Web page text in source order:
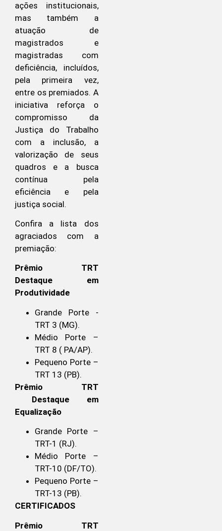
ações institucionais,
mas também a
atuação de
magistrados e
magistradas com
deficiência, incluídos,
pela primeira vez,
entre os premiados. A
iniciativa reforça o
compromisso da
Justiça do Trabalho
com a inclusão, a
valorização de seus
quadros e a busca
contínua pela
eficiência e pela
justiça social.
Confira a lista dos
agraciados com a
premiação:
Prêmio TRT
Destaque em
Produtividade
Grande Porte -
TRT 3 (MG).
Médio Porte –
TRT 8 ( PA/AP).
Pequeno Porte –
TRT 13 (PB).
Prêmio TRT
Destaque em
Equalização
Grande Porte –
TRT-1 (RJ).
Médio Porte –
TRT-10 (DF/TO).
Pequeno Porte –
TRT-13 (PB).
CERTIFICADOS
Prêmio TRT